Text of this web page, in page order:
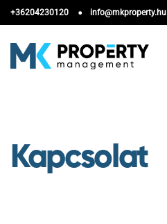
+36204230120 info@mkproperty.hu
Kapcsolat